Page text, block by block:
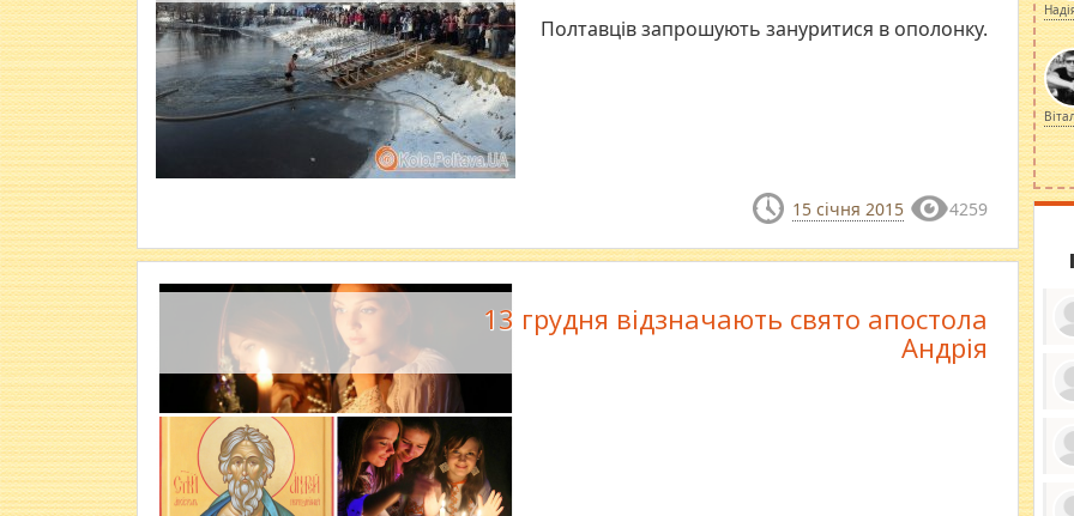
Полтавців запрошують зануритися в ополонку.
15 січня 2015 4259
13 грудня відзначають свято апостола
Андрія